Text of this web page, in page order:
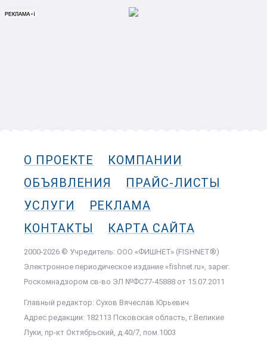
О ПРОЕКТЕ
КОМПАНИИ
ОБЪЯВЛЕНИЯ
ПРАЙС-ЛИСТЫ
УСЛУГИ
РЕКЛАМА
КОНТАКТЫ
КАРТА САЙТА
2000-2026 © Учредитель: ООО «ФИШНЕТ» (FISHNET®)
Электронное периодическое издание «fishnet.ru», зарег.
Роскомнадзором cв-во ЭЛ №ФС77-45888 от 15.07.2011
Главный редактор: Сухов Вячеслав Юрьевич
Адрес редакции: 182113 Псковская область, г.Великие
Луки, пр-кт Октябрьский, д.40/7, пом.1003